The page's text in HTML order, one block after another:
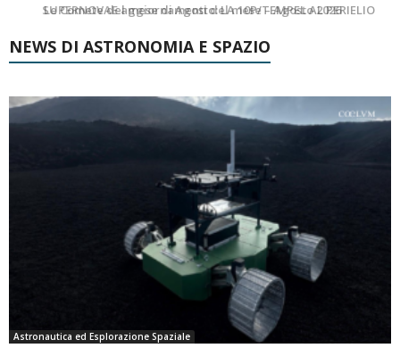
Le Comete del mese di Agosto: LA 10P/TEMPEL AL PERIELIO
Asteroidi del mese Agosto 2026
NEWS DI ASTRONOMIA E SPAZIO
Astronautica ed Esplorazione Spaziale